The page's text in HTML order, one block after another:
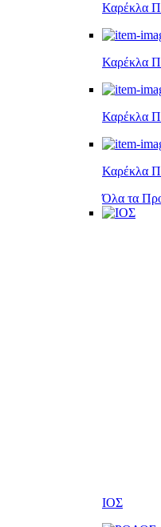
Καρέκλα
Καρέκλα
Καρέκλα
Καρέκλα
Όλα τα
ΙΟΣ